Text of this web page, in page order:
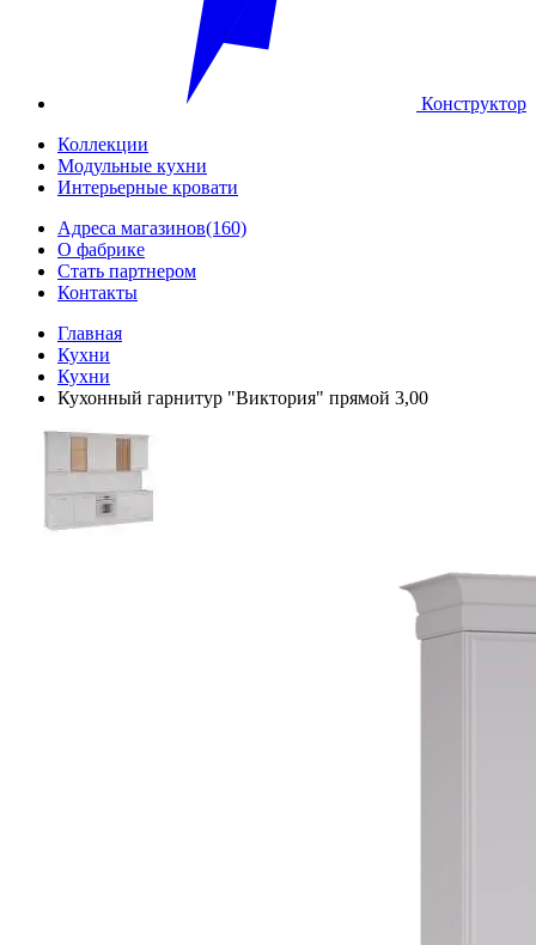
Конструктор
Коллекции
Модульные кухни
Интерьерные кровати
Адреса магазинов(160)
О фабрике
Стать партнером
Контакты
Главная
Кухни
Кухни
Кухонный гарнитур "Виктория" прямой 3,00